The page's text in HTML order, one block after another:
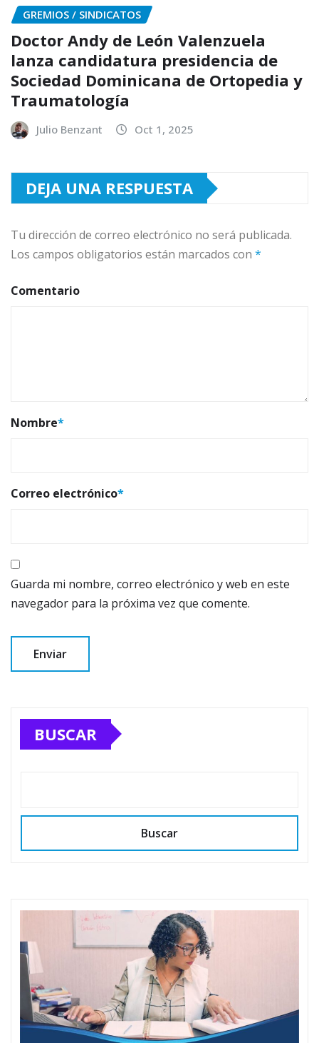
GREMIOS / SINDICATOS
Doctor Andy de León Valenzuela
lanza candidatura presidencia de
Sociedad Dominicana de Ortopedia y
Traumatología
Julio Benzant Oct 1, 2025
DEJA UNA RESPUESTA
Tu dirección de correo electrónico no será publicada.
Los campos obligatorios están marcados con *
Comentario
Nombre*
Correo electrónico*
Guarda mi nombre, correo electrónico y web en este
navegador para la próxima vez que comente.
BUSCAR
Buscar